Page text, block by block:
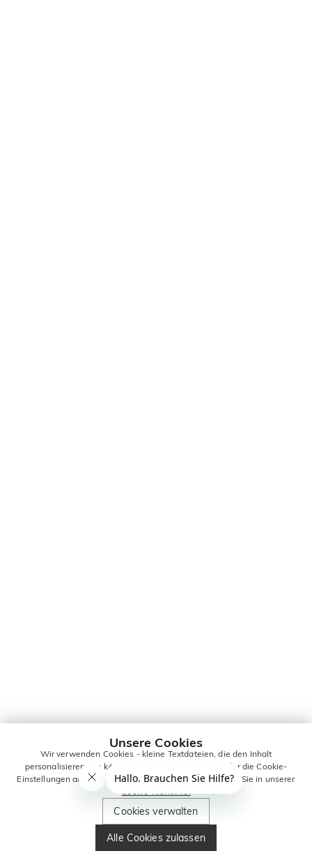
Unsere Cookies
Wir verwenden Cookies - kleine Textdateien, die den Inhalt
personalisieren. Sie können alle Cookies zulassen oder die Cookie-
Einstellungen anpassen. Weitere Informationen erhalten Sie in unserer
Cookie-Richtlinie.
Cookies verwalten
Alle Cookies zulassen